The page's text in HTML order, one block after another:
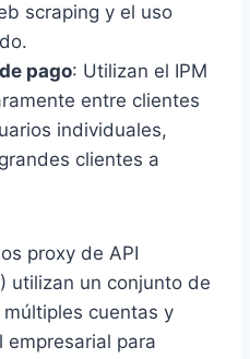
scraping y el uso
pago: Utilizan el IPM
entre clientes
individuales,
clientes a
proxy de API
utilizan un conjunto de
cuentas y
empresarial para